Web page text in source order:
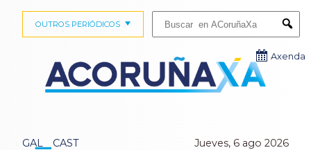
GAL CAST Jueves, 6 ago 2026
OUTROS PERIÓDICOS
Axenda